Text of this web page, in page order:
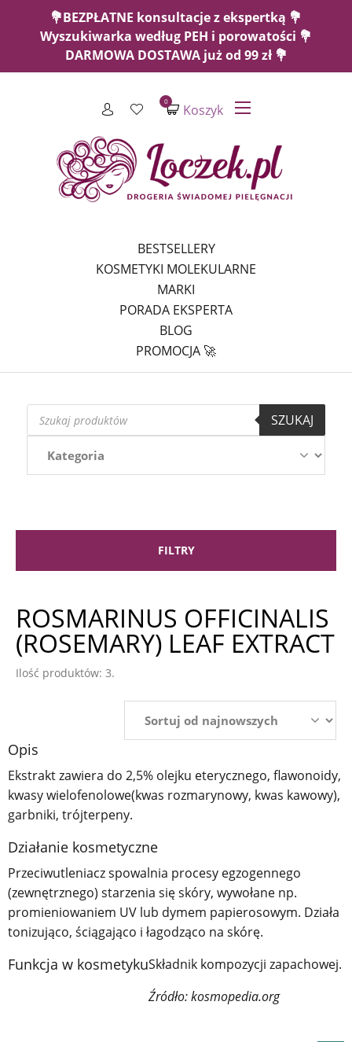
💐BEZPŁATNE konsultacje z ekspertką 💐
Wyszukiwarka według PEH i porowatości 💐
DARMOWA DOSTAWA już od 99 zł 💐
Koszyk
0
BESTSELLERY
KOSMETYKI MOLEKULARNE
MARKI
PORADA EKSPERTA
BLOG
PROMOCJA 🚀
Wyszukiwarka
produktów
SZUKAJ
FILTRY
ROSMARINUS OFFICINALIS
(ROSEMARY) LEAF EXTRACT
Ilość produktów: 3.
Opis
Ekstrakt zawiera do 2,5% olejku eterycznego, flawonoidy,
kwasy wielofenolowe(kwas rozmarynowy, kwas kawowy),
garbniki, trójterpeny.
Działanie kosmetyczne
Przeciwutleniacz spowalnia procesy egzogennego
(zewnętrznego) starzenia się skóry, wywołane np.
promieniowaniem UV lub dymem papierosowym. Działa
tonizująco, ściągająco i łagodząco na skórę.
Funkcja w kosmetykuSkładnik kompozycji zapachowej.
Źródło: kosmopedia.org